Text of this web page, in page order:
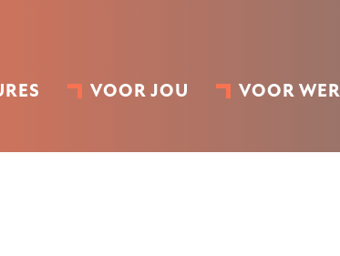
VOOR JOU VOOR